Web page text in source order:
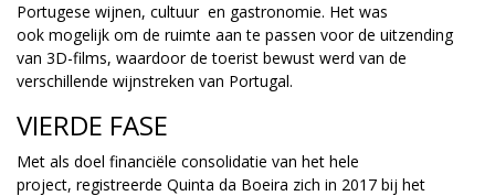
Portugese wijnen, cultuur en gastronomie. Het was
ook mogelijk om de ruimte aan te passen voor de uitzending
van 3D-films, waardoor de toerist bewust werd van de
verschillende wijnstreken van Portugal.
VIERDE FASE
Met als doel financiële consolidatie van het hele
project, registreerde Quinta da Boeira zich in 2017 bij het